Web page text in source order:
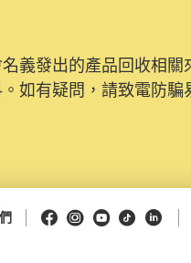
義發出的產品回收相關
如有疑問，請致電防騙
。由2025年11月10日
訴、查詢及建議。所有
Facebook
Instagram
Youtube
抖音領英